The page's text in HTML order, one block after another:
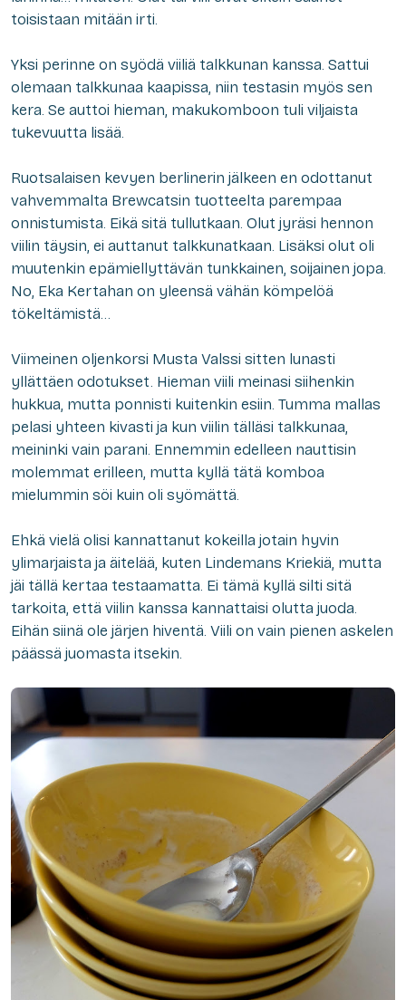
toisistaan mitään irti.
Yksi perinne on syödä viiliä talkkunan kanssa. Sattui
olemaan talkkunaa kaapissa, niin testasin myös sen
kera. Se auttoi hieman, makukomboon tuli viljaista
tukevuutta lisää.
Ruotsalaisen kevyen berlinerin jälkeen en odottanut
vahvemmalta Brewcatsin tuotteelta parempaa
onnistumista. Eikä sitä tullutkaan. Olut jyräsi hennon
viilin täysin, ei auttanut talkkunatkaan. Lisäksi olut oli
muutenkin epämiellyttävän tunkkainen, soijainen jopa.
No, Eka Kertahan on yleensä vähän kömpelöä
tökeltämistä…
Viimeinen oljenkorsi Musta Valssi sitten lunasti
yllättäen odotukset. Hieman viili meinasi siihenkin
hukkua, mutta ponnisti kuitenkin esiin. Tumma mallas
pelasi yhteen kivasti ja kun viilin tälläsi talkkunaa,
meininki vain parani. Ennemmin edelleen nauttisin
molemmat erilleen, mutta kyllä tätä komboa
mielummin söi kuin oli syömättä.
Ehkä vielä olisi kannattanut kokeilla jotain hyvin
ylimarjaista ja äitelää, kuten Lindemans Kriekiä, mutta
jäi tällä kertaa testaamatta. Ei tämä kyllä silti sitä
tarkoita, että viilin kanssa kannattaisi olutta juoda.
Eihän siinä ole järjen hiventä. Viili on vain pienen askelen
päässä juomasta itsekin.